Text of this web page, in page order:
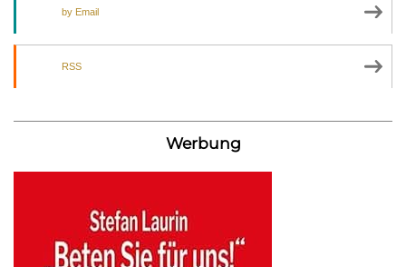
by Email
RSS
Werbung